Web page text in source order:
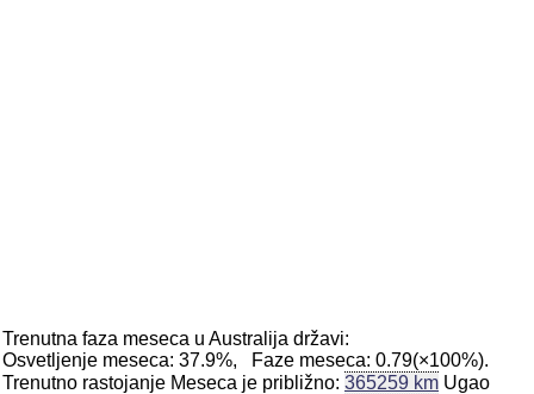
Trenutna faza meseca u Australija državi:
Osvetljenje meseca: 37.9%, Faze meseca: 0.79(×100%).
Trenutno rastojanje Meseca je približno: 365259 km Ugao